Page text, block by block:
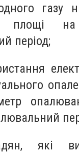
газу
площі
період;
які